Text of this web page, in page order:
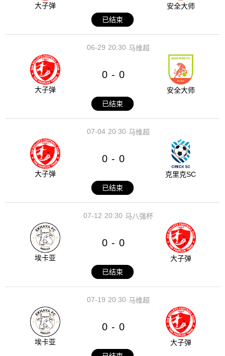
大子弹
安全大师
已结束
20:30
06-29 马维超
大子弹
0 - 0
安全大师
已结束
20:30
07-04 马维超
大子弹
0 - 0
克里克SC
已结束
20:30
07-12 马八强杯
埃卡亚
0 - 0
大子弹
已结束
20:30
07-19 马维超
埃卡亚
0 - 0
大子弹